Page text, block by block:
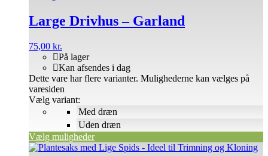
Large Drivhus – Garland
75,00 kr.
På lager
Kan afsendes i dag
Vælg variant:
Vælg muligheder
Dette vare har flere varianter. Mulighederne kan vælges på
varesiden
Med dræn
Uden dræn